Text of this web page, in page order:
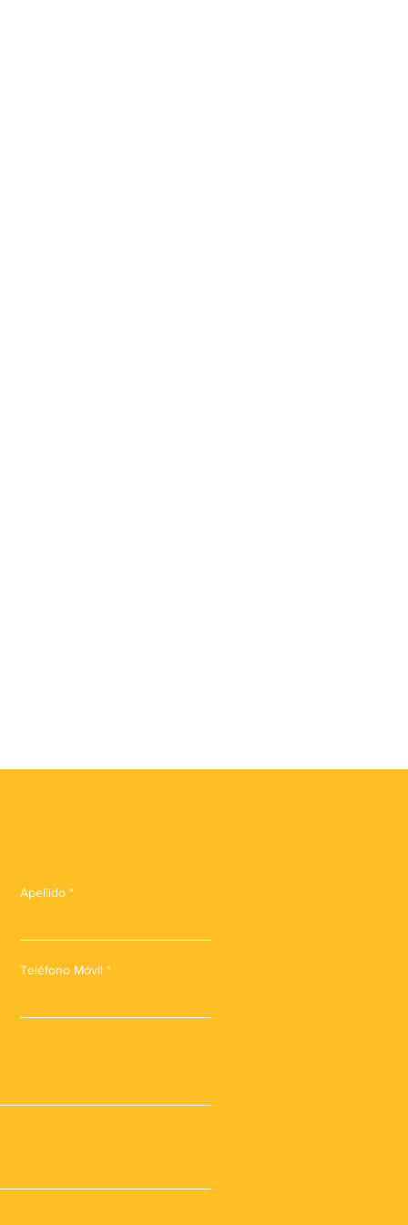
Apellido
Teléfono Móvil